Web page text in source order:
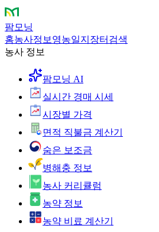
팜모닝
홈농사정보 영농일지 장터 검색
농사 정보
팜모닝 AI
실시간 경매 시세
시장별 가격
면적 직불금 계산기
숨은 보조금
병해충 정보
농사 커리큘럼
농약 정보
농약 비료 계산기